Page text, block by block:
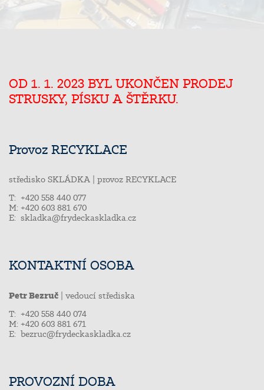
OD 1. 1. 2023 BYL UKONČEN PRODEJ
STRUSKY, PÍSKU A ŠTĚRKU.
Provoz RECYKLACE
středisko SKLÁDKA | provoz RECYKLACE
T: +420 558 440 077
M: +420 603 881 670
E: skladka@frydeckaskladka.cz
KONTAKTNÍ OSOBA
Petr Bezruč | vedoucí střediska
T: +420 558 440 074
M: +420 603 881 671
E: bezruc@frydeckaskladka.cz
PROVOZNÍ DOBA